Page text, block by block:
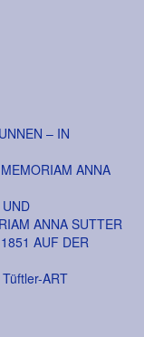
– IN
ANNA
ANNA SUTTER
AUF DER
ART